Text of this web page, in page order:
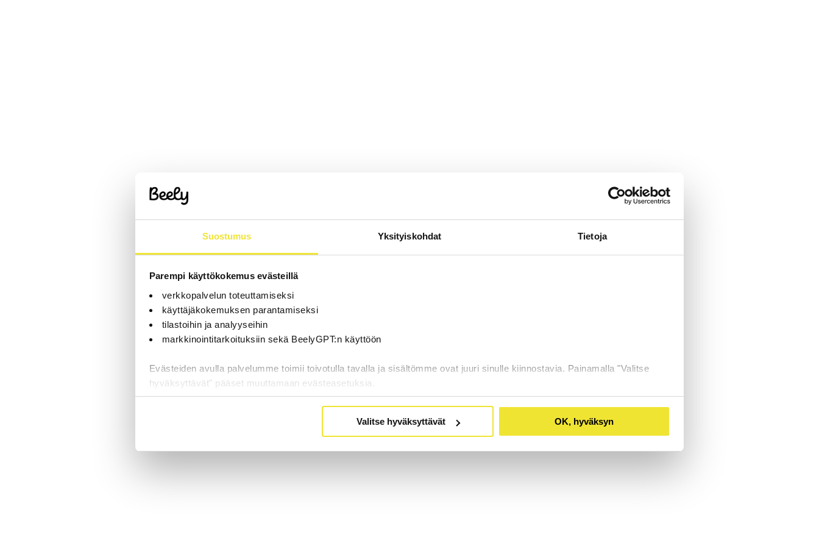
Suostumus Yksityiskohdat Tietoja
Parempi käyttökokemus evästeillä
verkkopalvelun toteuttamiseksi
käyttäjäkokemuksen parantamiseksi
tilastoihin ja analyyseihin
markkinointitarkoituksiin sekä BeelyGPT:n käyttöön
Evästeiden avulla palvelumme toimii toivotulla tavalla ja sisältömme ovat juuri sinulle kiinnostavia. Painamalla "Valitse
hyväksyttävät" pääset muuttamaan evästeasetuksia.
Valitse hyväksyttävät OK, hyväksyn